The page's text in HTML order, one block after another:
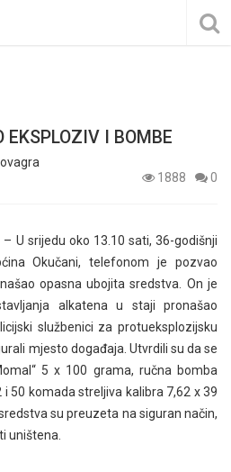
I BOMBE
1888
0
– U srijedu oko 13.10 sati, 36-godišnji
Okučani, telefonom je pozvao
opasna ubojita sredstva. On je
alkatena u staji pronašao
službenici za protueksplozijsku
mjesto događaja. Utvrdili su da se
5 x 100 grama, ručna bomba
i 50 komada streljiva kalibra 7,62 x 39
su preuzeta na siguran način,
uništena.